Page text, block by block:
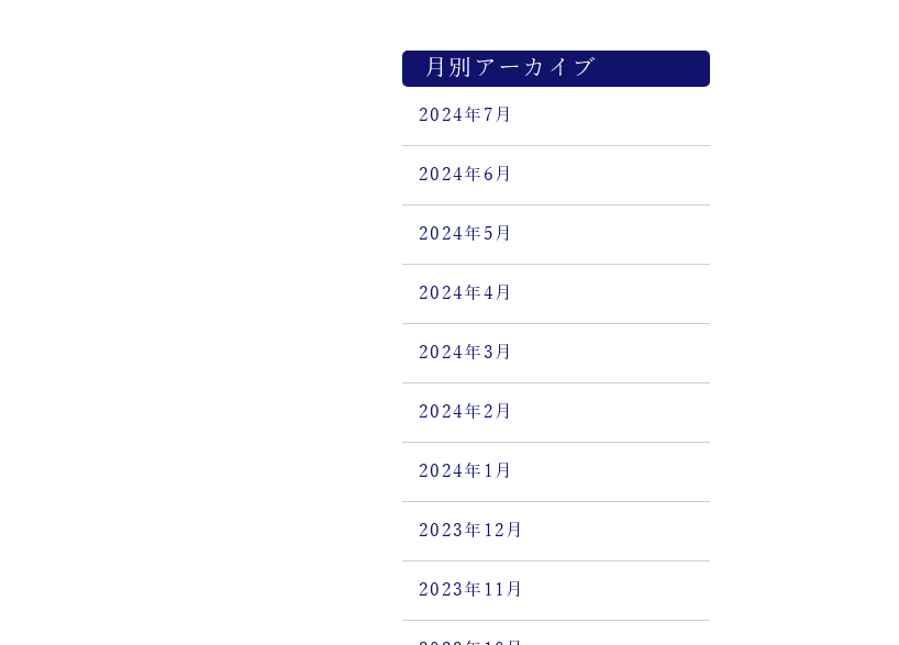
月別アーカイブ
2024年7月
2024年6月
2024年5月
2024年4月
2024年3月
2024年2月
2024年1月
2023年12月
2023年11月